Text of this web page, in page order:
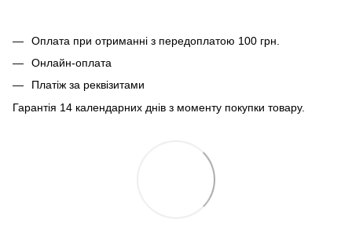
Оплата при отриманні з передоплатою 100 грн.
Онлайн-оплата
Платіж за реквізитами
Гарантія 14 календарних днів з моменту покупки товару.